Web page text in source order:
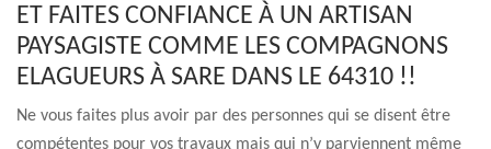
ET FAITES CONFIANCE À UN ARTISAN
PAYSAGISTE COMME LES COMPAGNONS
ELAGUEURS À SARE DANS LE 64310 !!
Ne vous faites plus avoir par des personnes qui se disent être
compétentes pour vos travaux mais qui n’y parviennent même